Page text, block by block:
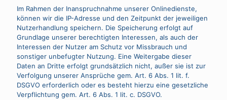
Im Rahmen der Inanspruchnahme unserer Onlinedienste,
können wir die IP-Adresse und den Zeitpunkt der jeweiligen
Nutzerhandlung speichern. Die Speicherung erfolgt auf
Grundlage unserer berechtigten Interessen, als auch der
Interessen der Nutzer am Schutz vor Missbrauch und
sonstiger unbefugter Nutzung. Eine Weitergabe dieser
Daten an Dritte erfolgt grundsätzlich nicht, außer sie ist zur
Verfolgung unserer Ansprüche gem. Art. 6 Abs. 1 lit. f.
DSGVO erforderlich oder es besteht hierzu eine gesetzliche
Verpflichtung gem. Art. 6 Abs. 1 lit. c. DSGVO.